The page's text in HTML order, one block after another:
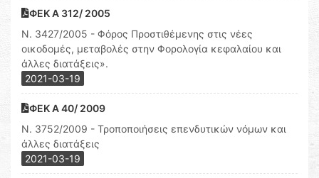
ΦΕΚ Α 312/ 2005
Ν. 3427/2005 - Φόρος Προστιθέμενης στις νέες
οικοδομές, μεταβολές στην Φορολογία κεφαλαίου και
άλλες διατάξεις».
2021-03-19
ΦΕΚ Α 40/ 2009
Ν. 3752/2009 - Τροποποιήσεις επενδυτικών νόμων και
άλλες διατάξεις
2021-03-19